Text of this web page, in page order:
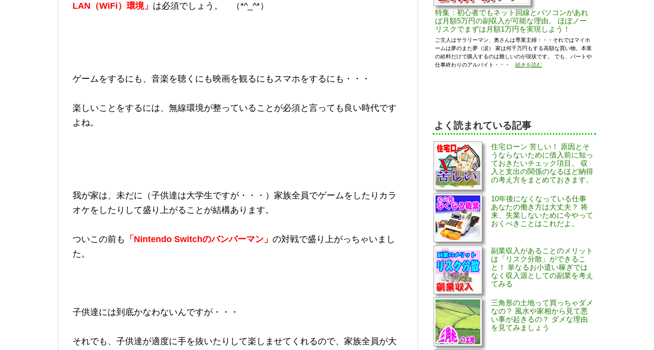
LAN（WiFi）環境」 は必須でしょう。 （*^_^*）
ゲームをするにも、音楽を聴くにも映画を観るにもスマホをするにも・・・
楽しいことをするには、無線環境が整っていることが必須と言っても良い時代です
よね。
我が家は、未だに（子供達は大学生ですが・・・）家族全員でゲームをしたりカラ
オケをしたりして盛り上がることが結構あります。
ついこの前も 「Nintendo Switchのバンバーマン」 の対戦で盛り上がっちゃいまし
た。
子供達には到底かなわないんですが・・・
それでも、子供達が適度に手を抜いたりして楽しませてくれるので、家族全員が大
特集：初心者でもネット回線とパソコンがあれ
ば月額5万円の副収入が可能な理由。 ほぼノー
リスクでまずは月額1万円を実現しよう！
ご主人はサラリーマン、奥さんは専業主婦・・・それではマイホ
ームは夢のまた夢（涙） 家は何千万円もする高額な買い物。本業
の給料だけで購入するのは難しいのが現状です。 でも、パートや
仕事終わりのアルバイト・・・ 続きを読む
よく読まれている記事
住宅ローン 苦しい！ 原因とそ
うならないために借入前に知っ
ておきたいチェック項目。 収
入と支出の関係のなるほど納得
の考え方をまとめておきます。
10年後になくなっている仕事
あなたの働き方は大丈夫？ 将
来、失業しないために今やって
おくべきことはこれだよ。
副業収入があることのメリット
は「リスク分散」ができるこ
と！ 単なるお小遣い稼ぎでは
なく収入源としての副業を考え
てみる
三角形の土地って買っちゃダメ
なの？ 風水や家相から見て悪
い事が起きるの？ ダメな理由
を見てみましょう